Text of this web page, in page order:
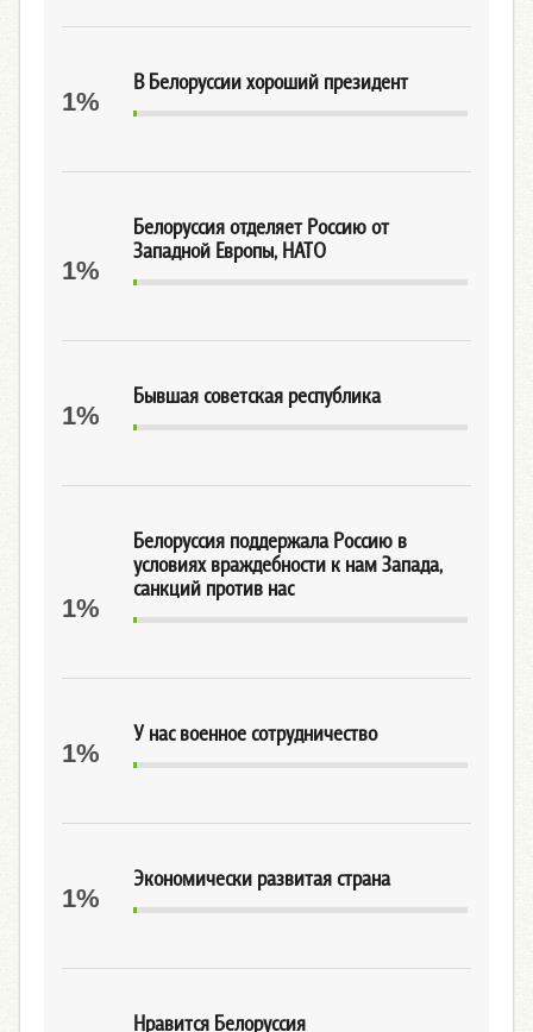
В Белоруссии хороший президент
1%
Белоруссия отделяет Россию от
Западной Европы, НАТО
1%
Бывшая советская республика
1%
Белоруссия поддержала Россию в
условиях враждебности к нам Запада,
санкций против нас
1%
У нас военное сотрудничество
1%
Экономически развитая страна
1%
Нравится Белоруссия